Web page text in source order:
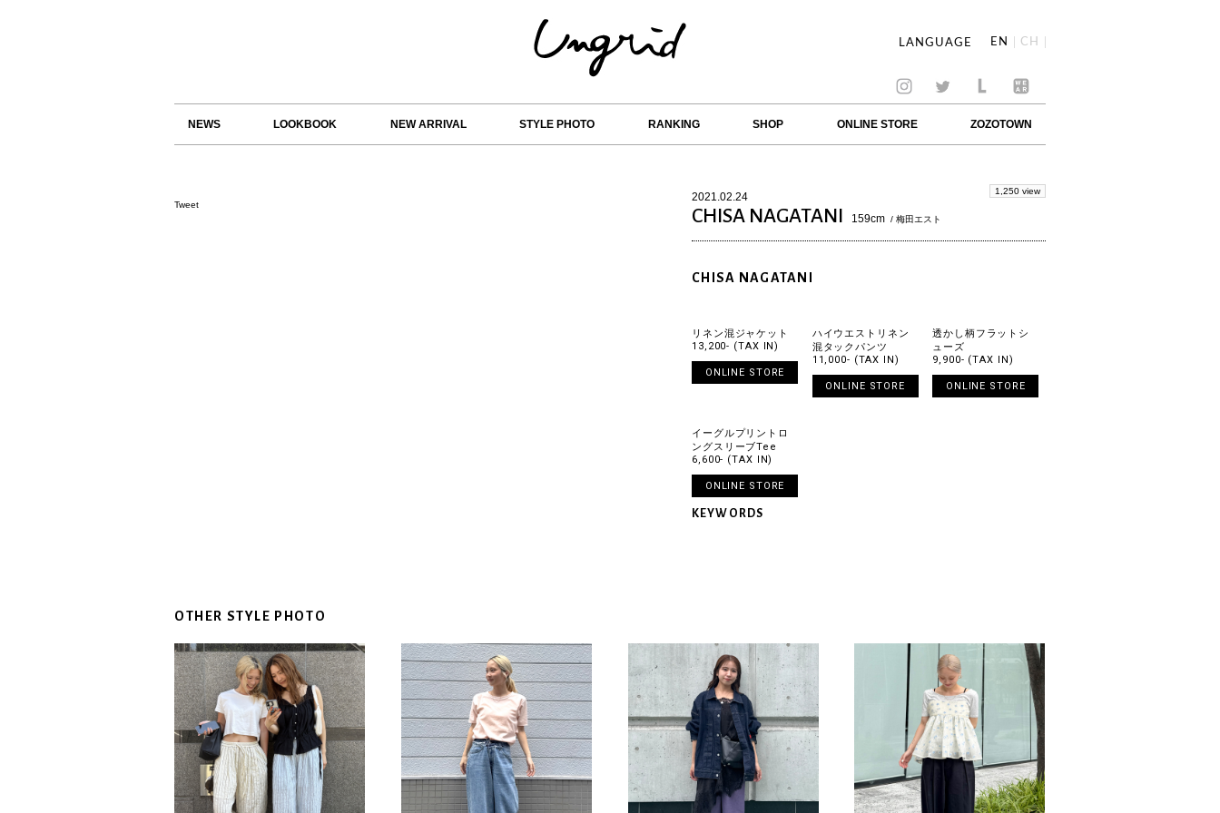
LANGUAGE EN CH
NEWS LOOKBOOK NEW ARRIVAL STYLE PHOTO RANKING SHOP ONLINE STORE ZOZOTOWN
Tweet
2021.02.24
CHISA NAGATANI 159cm / 梅田エスト
1,250 view
CHISA NAGATANI
リネン混ジャケット
13,200- (TAX IN)
ONLINE STORE
ハイウエストリネン
混タックパンツ
11,000- (TAX IN)
ONLINE STORE
透かし柄フラットシ
ューズ
9,900- (TAX IN)
ONLINE STORE
イーグルプリントロ
ングスリーブTee
6,600- (TAX IN)
ONLINE STORE
KEYWORDS
OTHER STYLE PHOTO